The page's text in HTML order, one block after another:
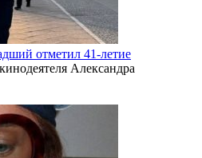
отметил 41-летие
Александра